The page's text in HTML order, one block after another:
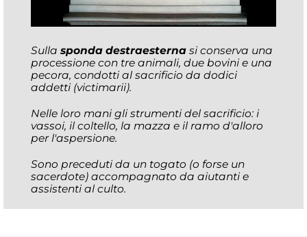
Sulla sponda destraesterna si conserva una
processione con tre animali, due bovini e una
pecora, condotti al sacrificio da dodici
addetti (victimarii).
Nelle loro mani gli strumenti del sacrificio: i
vassoi, il coltello, la mazza e il ramo d'alloro
per l'aspersione.
Sono preceduti da un togato (o forse un
sacerdote) accompagnato da aiutanti e
assistenti al culto.